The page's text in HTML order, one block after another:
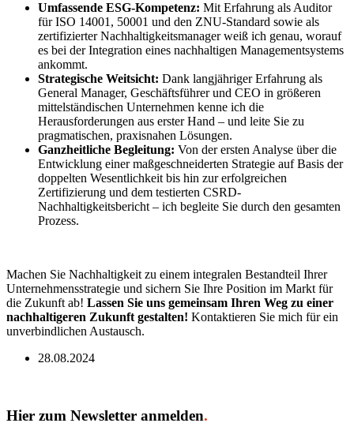
Umfassende ESG-Kompetenz: Mit Erfahrung als Auditor
für ISO 14001, 50001 und den ZNU-Standard sowie als
zertifizierter Nachhaltigkeitsmanager weiß ich genau, worauf
es bei der Integration eines nachhaltigen Managementsystems
ankommt.
Strategische Weitsicht: Dank langjähriger Erfahrung als
General Manager, Geschäftsführer und CEO in größeren
mittelständischen Unternehmen kenne ich die
Herausforderungen aus erster Hand – und leite Sie zu
pragmatischen, praxisnahen Lösungen.
Ganzheitliche Begleitung: Von der ersten Analyse über die
Entwicklung einer maßgeschneiderten Strategie auf Basis der
doppelten Wesentlichkeit bis hin zur erfolgreichen
Zertifizierung und dem testierten CSRD-
Nachhaltigkeitsbericht – ich begleite Sie durch den gesamten
Prozess.
Machen Sie Nachhaltigkeit zu einem integralen Bestandteil Ihrer
Unternehmensstrategie und sichern Sie Ihre Position im Markt für
die Zukunft ab! Lassen Sie uns gemeinsam Ihren Weg zu einer
nachhaltigeren Zukunft gestalten! Kontaktieren Sie mich für ein
unverbindlichen Austausch.
28.08.2024
Hier zum Newsletter anmelden.